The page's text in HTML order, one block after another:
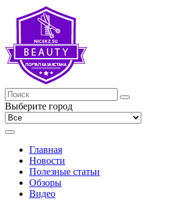
Выберите город
Главная
Новости
Полезные статьи
Обзоры
Видео